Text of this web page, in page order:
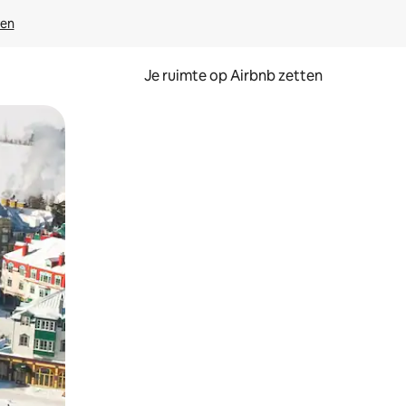
Je ruimte op Airbnb zetten
of swipen.